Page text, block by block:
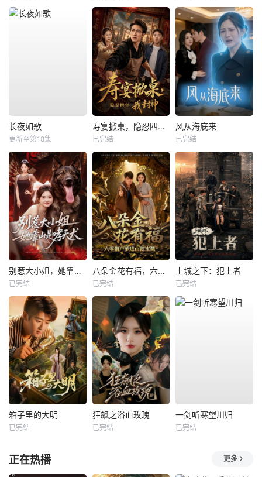
长夜如歌
更新至第18集
寿宴掀桌，隐忍四年我封神
已完结
风从海底来
已完结
别惹大小姐，她靠山是哮天犬
已完结
八朵金花有福，六零猎户爹进山挖宝藏
已完结
上城之下：犯上者
已完结
箱子里的大明
已完结
狂飙之浴血玫瑰
已完结
一剑听寒望川归
已完结
正在热播 更多